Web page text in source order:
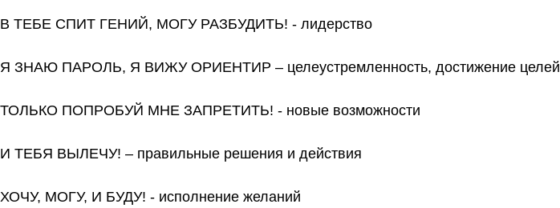
В ТЕБЕ СПИТ ГЕНИЙ, МОГУ РАЗБУДИТЬ! - лидерство
Я ЗНАЮ ПАРОЛЬ, Я ВИЖУ ОРИЕНТИР – целеустремленность, достижение целей
ТОЛЬКО ПОПРОБУЙ МНЕ ЗАПРЕТИТЬ! - новые возможности
И ТЕБЯ ВЫЛЕЧУ! – правильные решения и действия
ХОЧУ, МОГУ, И БУДУ! - исполнение желаний